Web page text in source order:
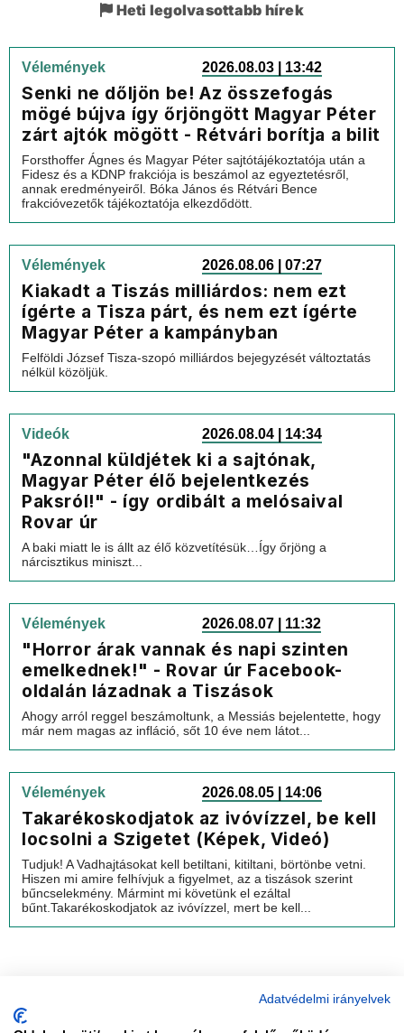
Heti legolvasottabb hírek
Vélemények 2026.08.03 | 13:42
Senki ne dőljön be! Az összefogás
mögé bújva így őrjöngött Magyar Péter
zárt ajtók mögött - Rétvári borítja a bilit
Forsthoffer Ágnes és Magyar Péter sajtótájékoztatója után a
Fidesz és a KDNP frakciója is beszámol az egyeztetésről,
annak eredményeiről. Bóka János és Rétvári Bence
frakcióvezetők tájékoztatója elkezdődött.
Vélemények 2026.08.06 | 07:27
Kiakadt a Tiszás milliárdos: nem ezt
ígérte a Tisza párt, és nem ezt ígérte
Magyar Péter a kampányban
Felföldi József Tisza-szopó milliárdos bejegyzését változtatás
nélkül közöljük.
Videók 2026.08.04 | 14:34
"Azonnal küldjétek ki a sajtónak,
Magyar Péter élő bejelentkezés
Paksról!" - így ordibált a melósaival
Rovar úr
A baki miatt le is állt az élő közvetítésük…Így őrjöng a
nárcisztikus miniszt...
Vélemények 2026.08.07 | 11:32
"Horror árak vannak és napi szinten
emelkednek!" - Rovar úr Facebook-
oldalán lázadnak a Tiszások
Ahogy arról reggel beszámoltunk, a Messiás bejelentette, hogy
már nem magas az infláció, sőt 10 éve nem látot...
Vélemények 2026.08.05 | 14:06
Takarékoskodjatok az ivóvízzel, be kell
locsolni a Szigetet (Képek, Videó)
Tudjuk! A Vadhajtásokat kell betiltani, kitiltani, börtönbe vetni.
Hiszen mi amire felhívjuk a figyelmet, az a tiszások szerint
bűncselekmény. Mármint mi követünk el ezáltal
bűnt.Takarékoskodjatok az ivóvízzel, mert be kell...
Adatvédelmi irányelvek